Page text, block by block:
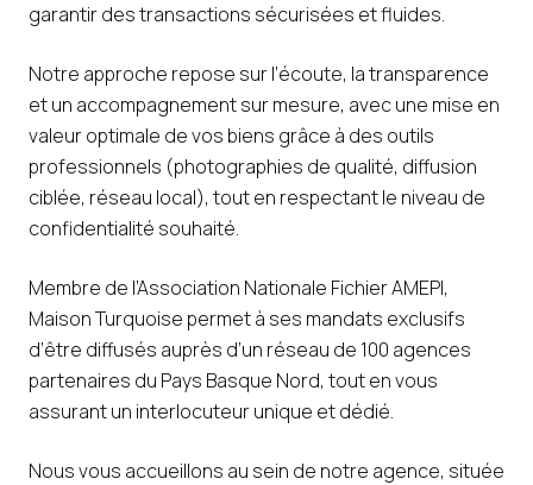
garantir des transactions sécurisées et fluides.
Notre approche repose sur l’écoute, la transparence
et un accompagnement sur mesure, avec une mise en
valeur optimale de vos biens grâce à des outils
professionnels (photographies de qualité, diffusion
ciblée, réseau local), tout en respectant le niveau de
confidentialité souhaité.
Membre de l’Association Nationale Fichier AMEPI,
Maison Turquoise permet à ses mandats exclusifs
d’être diffusés auprès d’un réseau de 100 agences
partenaires du Pays Basque Nord, tout en vous
assurant un interlocuteur unique et dédié.
Nous vous accueillons au sein de notre agence, située